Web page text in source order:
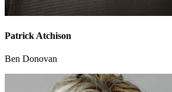
Patrick Atchison
Ben Donovan